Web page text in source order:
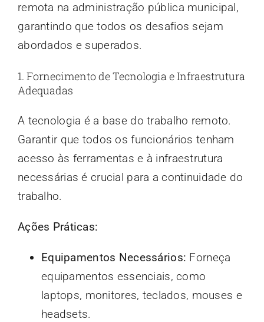
remota na administração pública municipal,
garantindo que todos os desafios sejam
abordados e superados.
1. Fornecimento de Tecnologia e Infraestrutura
Adequadas
A tecnologia é a base do trabalho remoto.
Garantir que todos os funcionários tenham
acesso às ferramentas e à infraestrutura
necessárias é crucial para a continuidade do
trabalho.
Ações Práticas:
Equipamentos Necessários: Forneça
equipamentos essenciais, como
laptops, monitores, teclados, mouses e
headsets.